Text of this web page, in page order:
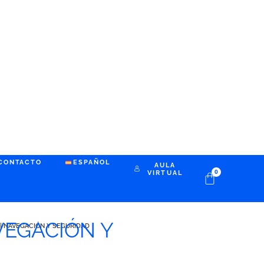
ESPAÑOL
AULA
VIRTUAL
0
NAVEGACIÓN Y SEGURIDAD
Y